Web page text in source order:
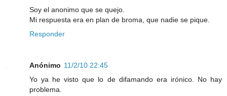
Soy el anonimo que se quejo.
Mi respuesta era en plan de broma, que nadie se pique.
Responder
Anónimo 11/2/10 22:45
Yo ya he visto que lo de difamando era irónico. No hay
problema.